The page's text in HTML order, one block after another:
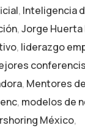
, Inteligencia
,Jorge Huerta
, liderazgo
, Mentores
, modelos de
México,